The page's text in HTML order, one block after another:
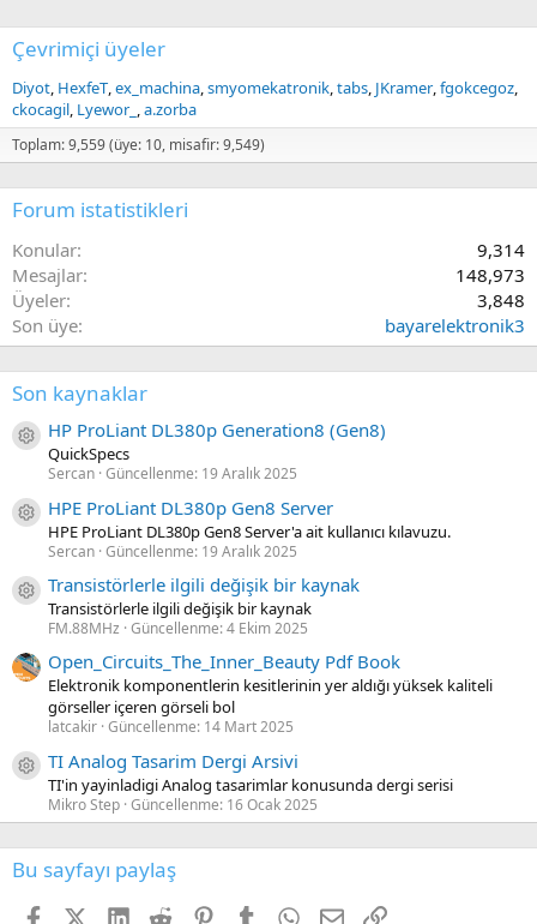
Çevrimiçi üyeler
Diyot HexfeT ex_machina smyomekatronik tabs JKramer fgokcegoz
ckocagil Lyewor_ a.zorba
Toplam: 9,559 (üye: 10, misafir: 9,549)
Forum istatistikleri
Konular
9,314
Mesajlar
148,973
Üyeler
3,848
Son üye
bayarelektronik3
Son kaynaklar
Kaynak ikon/amblem
HP ProLiant DL380p Generation8 (Gen8)
QuickSpecs
Sercan Güncellenme: 19 Aralık 2025
Kaynak ikon/amblem
HPE ProLiant DL380p Gen8 Server
HPE ProLiant DL380p Gen8 Server'a ait kullanıcı kılavuzu.
Sercan Güncellenme: 19 Aralık 2025
Kaynak ikon/amblem
Transistörlerle ilgili değişik bir kaynak
Transistörlerle ilgili değişik bir kaynak
FM.88MHz Güncellenme:4 Ekim 2025
Open_Circuits_The_Inner_Beauty Pdf Book
Elektronik komponentlerin kesitlerinin yer aldığı yüksek kaliteli
görseller içeren görseli bol
latcakir Güncellenme: 14 Mart 2025
Kaynak ikon/amblem
TI Analog Tasarim Dergi Arsivi
TI'in yayinladigi Analog tasarimlar konusunda dergi serisi
Mikro Step Güncellenme: 16 Ocak 2025
Bu sayfayı paylaş
FacebookX (Twitter)
LinkedIn
Reddit PinterestTumblr WhatsApp
E-postaLink